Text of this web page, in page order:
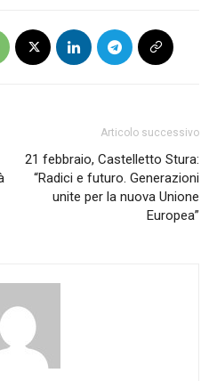
Articolo successivo
21 febbraio, Castelletto Stura:
“Radici e futuro. Generazioni
unite per la nuova Unione
Europea”